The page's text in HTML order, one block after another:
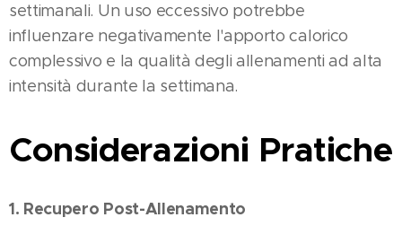
settimanali. Un uso eccessivo potrebbe
influenzare negativamente l'apporto calorico
complessivo e la qualità degli allenamenti ad alta
intensità durante la settimana​.
Considerazioni Pratiche
1. Recupero Post-Allenamento